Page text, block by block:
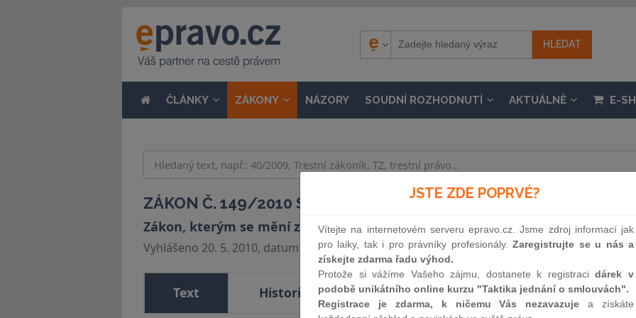
ČLÁNKY ZÁKONY NÁZORY SOUDNÍ ROZHODNUTÍ AKTUÁLNĚ E-
ZÁKON Č. 149/2010 SB.
Zákon, kterým se mění zákon č. 435/2004 Sb., o zaměstnanosti, ve znění
Vyhlášeno 20. 5. 2010, datum účinnosti 1. 7. 2010, částka 52 / 2010
Text Historie Souvislosti
JSTE ZDE POPRVÉ?
Vítejte na internetovém serveru epravo.cz. Jsme zdroj informací jak
pro laiky, tak i pro právníky profesionály.Zaregistrujte se u nás a
získejte zdarma řadu výhod.
Protože si vážíme Vašeho zájmu, dostanete k registracidárek v
podobě unikátního online kurzu "Taktika jednání o smlouvách".
Registrace je zdarma, k ničemu Vás nezavazuje a získáte